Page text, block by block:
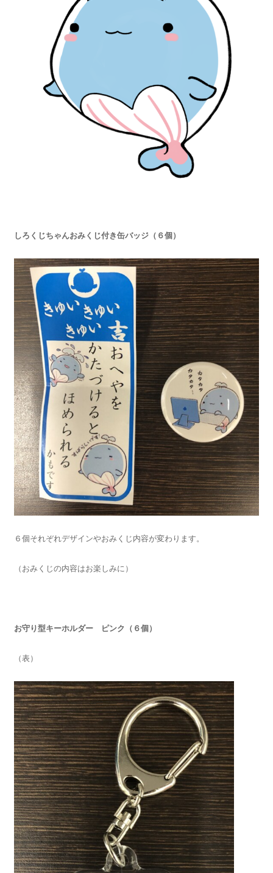
しろくじちゃんおみくじ付き缶バッジ（６個）
６個それぞれデザインやおみくじ内容が変わります。
（おみくじの内容はお楽しみに）
お守り型キーホルダー ピンク（６個）
（表）